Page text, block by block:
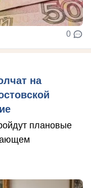
0
на
плановые